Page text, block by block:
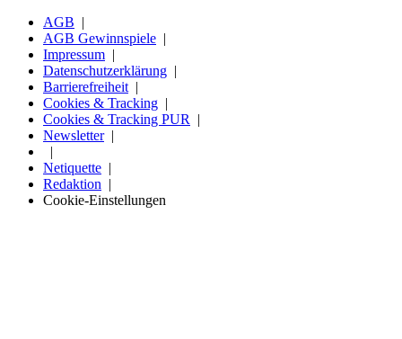
AGB
AGB Gewinnspiele
Impressum
Datenschutzerklärung
Barrierefreiheit
Cookies & Tracking
Cookies & Tracking PUR
Newsletter
Netiquette
Redaktion
Cookie-Einstellungen